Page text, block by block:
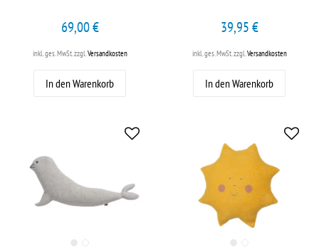
69,00 €
inkl. ges. MwSt. zzgl. Versandkosten
In den Warenkorb
39,95 €
inkl. ges. MwSt. zzgl. Versandkosten
In den Warenkorb